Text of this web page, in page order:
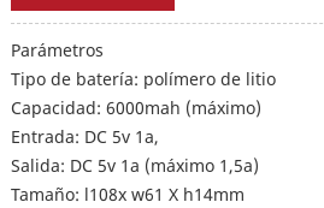
Parámetros
Tipo de batería: polímero de litio
Capacidad: 6000mah (máximo)
Entrada: DC 5v 1a,
Salida: DC 5v 1a (máximo 1,5a)
Tamaño: l108x w61 X h14mm